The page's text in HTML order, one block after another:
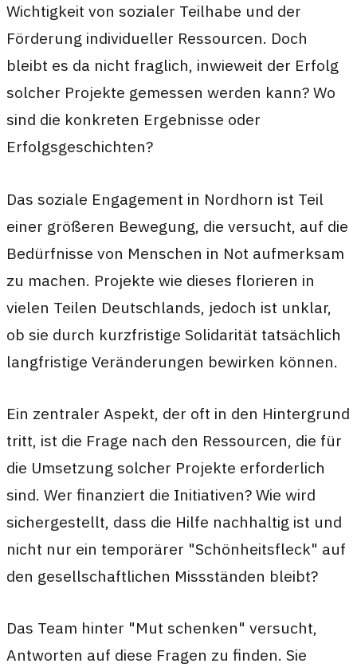
Wichtigkeit von sozialer Teilhabe und der
Förderung individueller Ressourcen. Doch
bleibt es da nicht fraglich, inwieweit der Erfolg
solcher Projekte gemessen werden kann? Wo
sind die konkreten Ergebnisse oder
Erfolgsgeschichten?
Das soziale Engagement in Nordhorn ist Teil
einer größeren Bewegung, die versucht, auf die
Bedürfnisse von Menschen in Not aufmerksam
zu machen. Projekte wie dieses florieren in
vielen Teilen Deutschlands, jedoch ist unklar,
ob sie durch kurzfristige Solidarität tatsächlich
langfristige Veränderungen bewirken können.
Ein zentraler Aspekt, der oft in den Hintergrund
tritt, ist die Frage nach den Ressourcen, die für
die Umsetzung solcher Projekte erforderlich
sind. Wer finanziert die Initiativen? Wie wird
sichergestellt, dass die Hilfe nachhaltig ist und
nicht nur ein temporärer "Schönheitsfleck" auf
den gesellschaftlichen Missständen bleibt?
Das Team hinter "Mut schenken" versucht,
Antworten auf diese Fragen zu finden. Sie